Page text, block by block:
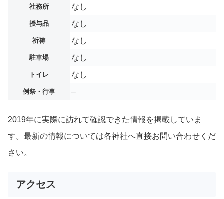
社務所 なし
授与品 なし
祈祷 なし
駐車場 なし
トイレ なし
例祭・行事 –
2019年に実際に訪れて確認できた情報を掲載していま
す。最新の情報については各神社へ直接お問い合わせくだ
さい。
アクセス